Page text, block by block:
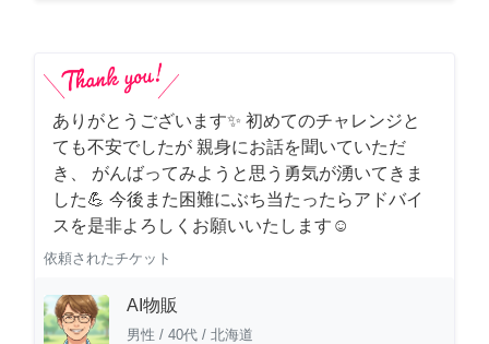
ありがとうございます✨ 初めてのチャレンジと
ても不安でしたが 親身にお話を聞いていただ
き、 がんばってみようと思う勇気が湧いてきま
した💪 今後また困難にぶち当たったらアドバイ
スを是非よろしくお願いいたします☺️
依頼されたチケット
AI物販
男性 / 40代 / 北海道